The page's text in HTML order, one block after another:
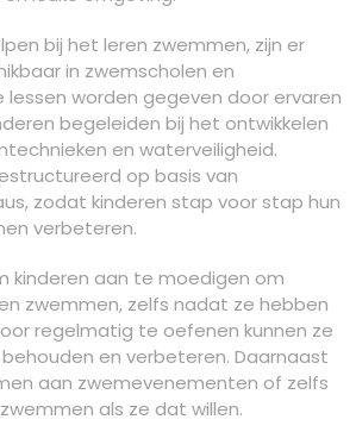
bij het leren zwemmen, zijn er
in zwemscholen en
lessen worden gegeven door ervaren
begeleiden bij het ontwikkelen
en waterveiligheid.
op basis van
zodat kinderen stap voor stap hun
verbeteren.
kinderen aan te moedigen om
zwemmen, zelfs nadat ze hebben
regelmatig te oefenen kunnen ze
en verbeteren. Daarnaast
aan zwemevenementen of zelfs
als ze dat willen.